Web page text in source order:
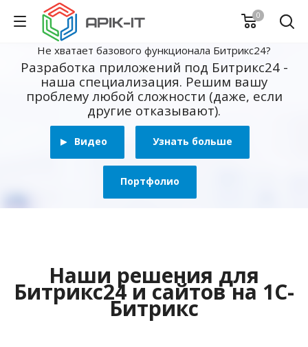
0
Не хватает базового функционала Битрикс24?
Разработка приложений под Битрикс24 -
наша специализация. Решим вашу
проблему любой сложности (даже, если
другие отказывают).
Видео Узнать больше
Портфолио
Наши решения для
Битрикс24 и сайтов на 1С-
Битрикс